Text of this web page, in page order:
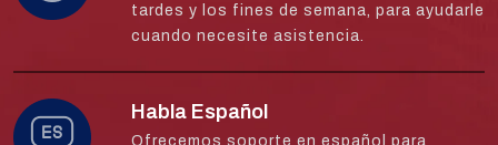
tardes y los fines de semana, para ayudarle
cuando necesite asistencia.
Habla Español
Ofrecemos soporte en español para